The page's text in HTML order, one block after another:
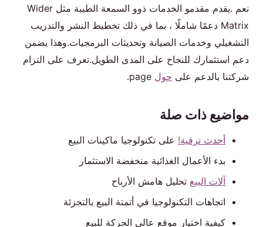
نعم .يقدم مقدمو الخدمات ذوو السمعة الطيبة مثل Wider
Matrix دعمًا شاملًا ، بما في ذلك تخطيط النشر والتدريب
التشغيلي وخدمات الصيانة وتحديثات البرمجيات.وهذا يضمن
دعم استثمارك للنجاح على المدى الطويل.تعرف على التزام
شركتنا بالدعم على حول
مواضيع ذات صلة
أحدث ترقية! على تكنولوجيا ماكينات البيع
بدء الأعمال الغذائية منخفضة الاستثمار
آلات البيع تحليل هامش الأرباح
اتجاهات التكنولوجيا في أتمتة البيع بالتجزئة
كيفية اختيار موقع عالي الحركة للبيع